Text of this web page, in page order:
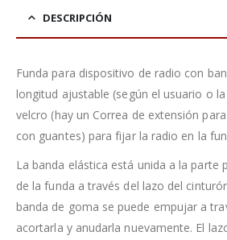
DESCRIPCIÓN
Funda para dispositivo de radio con
longitud ajustable (según el usuario o
velcro (hay un Correa de extensión
con guantes) para fijar la radio en la
La banda elástica está unida a la parte
de la funda a través del lazo del
banda de goma se puede empujar a
acortarla y anudarla nuevamente. El